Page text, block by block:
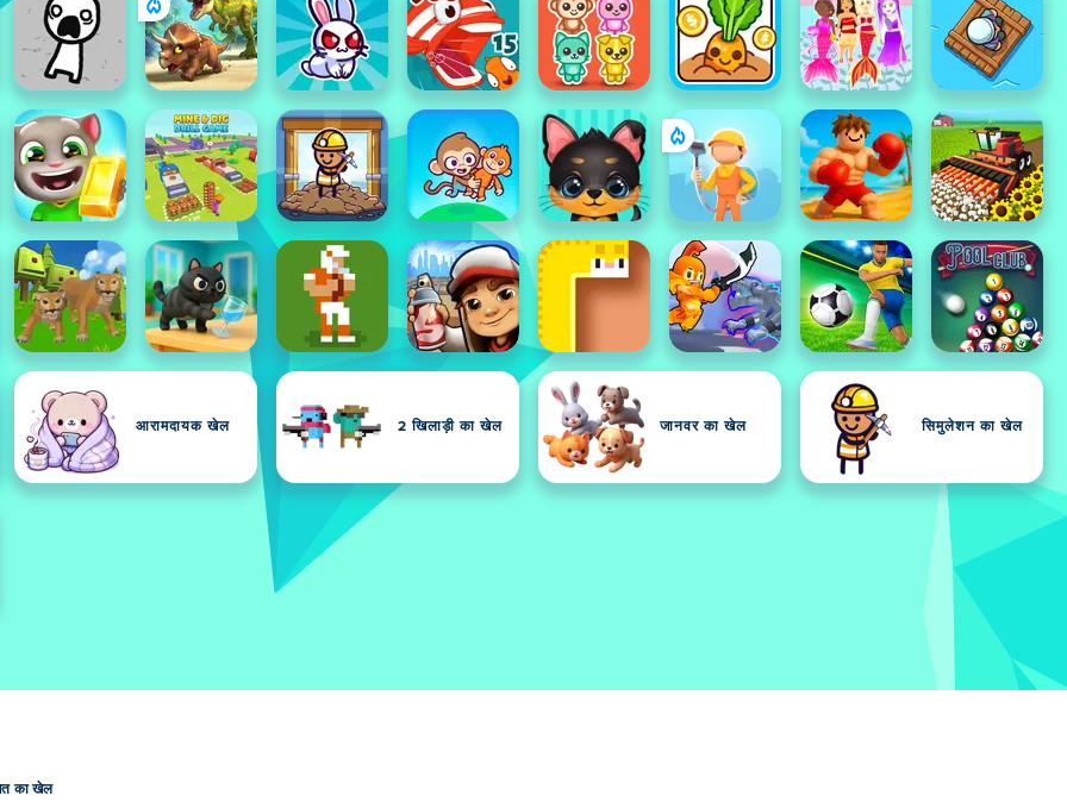
आरामदायक खेल 2 खिलाड़ी का खेल जानवर का खेल सिमुलेशन का खेल
का खेल